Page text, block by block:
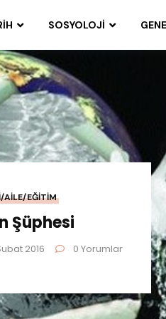
SOSYOLOJI
AILE/EĞITIM
Şüphesi
2016 0 Yorumlar